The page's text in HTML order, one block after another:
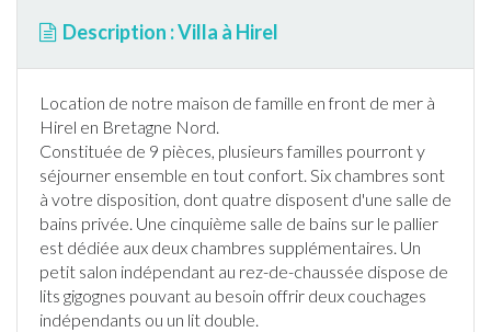
Description : Villa à Hirel
Location de notre maison de famille en front de mer à
Hirel en Bretagne Nord.
Constituée de 9 pièces, plusieurs familles pourront y
séjourner ensemble en tout confort. Six chambres sont
à votre disposition, dont quatre disposent d'une salle de
bains privée. Une cinquième salle de bains sur le pallier
est dédiée aux deux chambres supplémentaires. Un
petit salon indépendant au rez-de-chaussée dispose de
lits gigognes pouvant au besoin offrir deux couchages
indépendants ou un lit double.